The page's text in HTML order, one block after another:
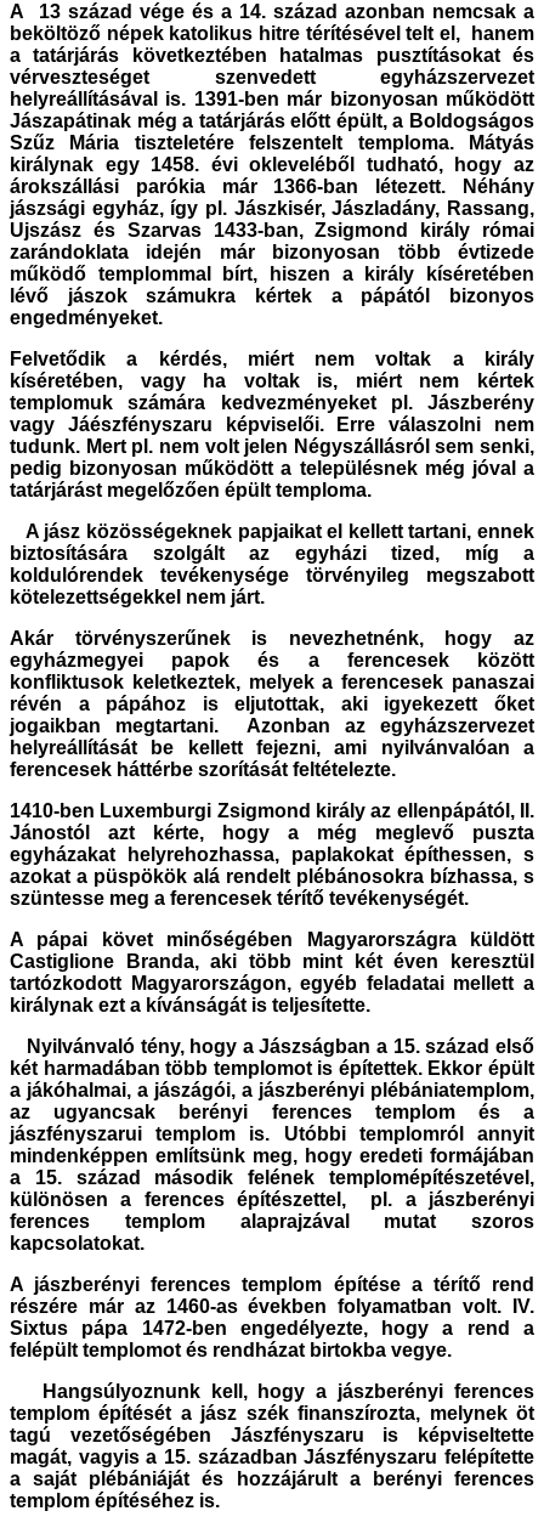
A 13 század vége és a 14. század azonban nemcsak a
beköltöző népek katolikus hitre térítésével telt el, hanem
a tatárjárás következtében hatalmas pusztításokat és
vérveszteséget szenvedett egyházszervezet
helyreállításával is. 1391-ben már bizonyosan működött
Jászapátinak még a tatárjárás előtt épült, a Boldogságos
Szűz Mária tiszteletére felszentelt temploma. Mátyás
királynak egy 1458. évi okleveléből tudható, hogy az
árokszállási parókia már 1366-ban létezett. Néhány
jászsági egyház, így pl. Jászkisér, Jászladány, Rassang,
Ujszász és Szarvas 1433-ban, Zsigmond király római
zarándoklata idején már bizonyosan több évtizede
működő templommal bírt, hiszen a király kíséretében
lévő jászok számukra kértek a pápától bizonyos
engedményeket.
Felvetődik a kérdés, miért nem voltak a király
kíséretében, vagy ha voltak is, miért nem kértek
templomuk számára kedvezményeket pl. Jászberény
vagy Jáészfényszaru képviselői. Erre válaszolni nem
tudunk. Mert pl. nem volt jelen Négyszállásról sem senki,
pedig bizonyosan működött a településnek még jóval a
tatárjárást megelőzően épült temploma.
A jász közösségeknek papjaikat el kellett tartani, ennek
biztosítására szolgált az egyházi tized, míg a
koldulórendek tevékenysége törvényileg megszabott
kötelezettségekkel nem járt.
Akár törvényszerűnek is nevezhetnénk, hogy az
egyházmegyei papok és a ferencesek között
konfliktusok keletkeztek, melyek a ferencesek panaszai
révén a pápához is eljutottak, aki igyekezett őket
jogaikban megtartani. Azonban az egyházszervezet
helyreállítását be kellett fejezni, ami nyilvánvalóan a
ferencesek háttérbe szorítását feltételezte.
1410-ben Luxemburgi Zsigmond király az ellenpápától, II.
Jánostól azt kérte, hogy a még meglevő puszta
egyházakat helyrehozhassa, paplakokat építhessen, s
azokat a püspökök alá rendelt plébánosokra bízhassa, s
szüntesse meg a ferencesek térítő tevékenységét.
A pápai követ minőségében Magyarországra küldött
Castiglione Branda, aki több mint két éven keresztül
tartózkodott Magyarországon, egyéb feladatai mellett a
királynak ezt a kívánságát is teljesítette.
Nyilvánvaló tény, hogy a Jászságban a 15. század első
két harmadában több templomot is építettek. Ekkor épült
a jákóhalmai, a jászágói, a jászberényi plébániatemplom,
az ugyancsak berényi ferences templom és a
jászfényszarui templom is. Utóbbi templomról annyit
mindenképpen említsünk meg, hogy eredeti formájában
a 15. század második felének templomépítészetével,
különösen a ferences építészettel, pl. a jászberényi
ferences templom alaprajzával mutat szoros
kapcsolatokat.
A jászberényi ferences templom építése a térítő rend
részére már az 1460-as években folyamatban volt. IV.
Sixtus pápa 1472-ben engedélyezte, hogy a rend a
felépült templomot és rendházat birtokba vegye.
Hangsúlyoznunk kell, hogy a jászberényi ferences
templom építését a jász szék finanszírozta, melynek öt
tagú vezetőségében Jászfényszaru is képviseltette
magát, vagyis a 15. században Jászfényszaru felépítette
a saját plébániáját és hozzájárult a berényi ferences
templom építéséhez is.